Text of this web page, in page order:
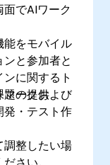
でAIワーク
能をモバイル
に関するト
マークおよび
と参加者と
題の提供
発・テスト作
調整したい場